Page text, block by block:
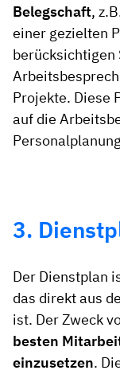
Belegschaft,
einer gezielten
berücksichtigen
Projekte. Diese
auf die
3.
Der Dienstplan
das direkt aus
ist. Der Zweck
besten
einzusetzen.